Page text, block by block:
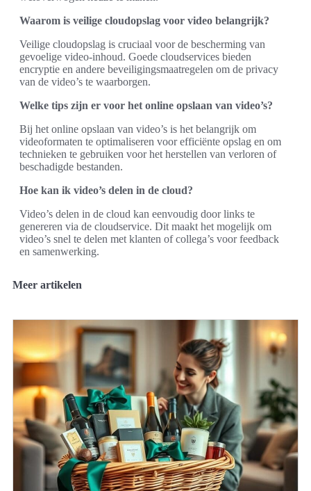
Waarom is veilige cloudopslag voor video belangrijk?
Veilige cloudopslag is cruciaal voor de bescherming van
gevoelige video-inhoud. Goede cloudservices bieden
encryptie en andere beveiligingsmaatregelen om de privacy
van de video’s te waarborgen.
Welke tips zijn er voor het online opslaan van video’s?
Bij het online opslaan van video’s is het belangrijk om
videoformaten te optimaliseren voor efficiënte opslag en om
technieken te gebruiken voor het herstellen van verloren of
beschadigde bestanden.
Hoe kan ik video’s delen in de cloud?
Video’s delen in de cloud kan eenvoudig door links te
genereren via de cloudservice. Dit maakt het mogelijk om
video’s snel te delen met klanten of collega’s voor feedback
en samenwerking.
Meer artikelen